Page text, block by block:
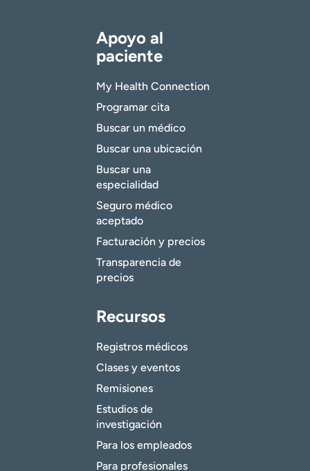
Apoyo al
paciente
My Health Connection
Programar cita
Buscar un médico
Buscar una ubicación
Buscar una
especialidad
Seguro médico
aceptado
Facturación y precios
Transparencia de
precios
Recursos
Registros médicos
Clases y eventos
Remisiones
Estudios de
investigación
Para los empleados
Para profesionales